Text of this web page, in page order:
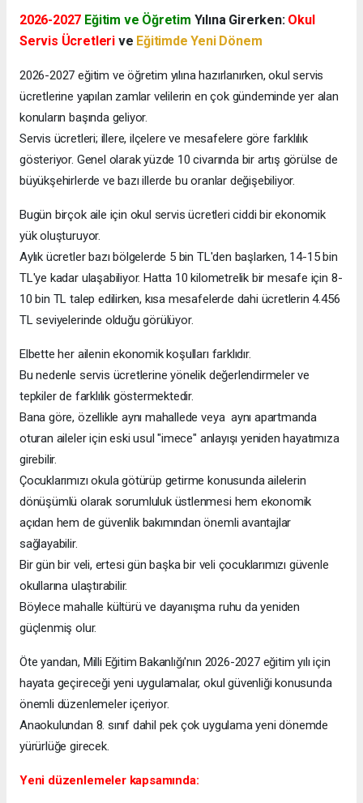
2026-2027 Eğitim ve Öğretim Yılına Girerken: Okul
Servis Ücretleri ve Eğitimde Yeni Dönem
2026-2027 eğitim ve öğretim yılına hazırlanırken, okul servis
ücretlerine yapılan zamlar velilerin en çok gündeminde yer alan
konuların başında geliyor.
Servis ücretleri; illere, ilçelere ve mesafelere göre farklılık
gösteriyor. Genel olarak yüzde 10 civarında bir artış görülse de
büyükşehirlerde ve bazı illerde bu oranlar değişebiliyor.
Bugün birçok aile için okul servis ücretleri ciddi bir ekonomik
yük oluşturuyor.
Aylık ücretler bazı bölgelerde 5 bin TL'den başlarken, 14-15 bin
TL'ye kadar ulaşabiliyor. Hatta 10 kilometrelik bir mesafe için 8-
10 bin TL talep edilirken, kısa mesafelerde dahi ücretlerin 4.456
TL seviyelerinde olduğu görülüyor.
Elbette her ailenin ekonomik koşulları farklıdır.
Bu nedenle servis ücretlerine yönelik değerlendirmeler ve
tepkiler de farklılık göstermektedir.
Bana göre, özellikle aynı mahallede veya aynı apartmanda
oturan aileler için eski usul "imece" anlayışı yeniden hayatımıza
girebilir.
Çocuklarımızı okula götürüp getirme konusunda ailelerin
dönüşümlü olarak sorumluluk üstlenmesi hem ekonomik
açıdan hem de güvenlik bakımından önemli avantajlar
sağlayabilir.
Bir gün bir veli, ertesi gün başka bir veli çocuklarımızı güvenle
okullarına ulaştırabilir.
Böylece mahalle kültürü ve dayanışma ruhu da yeniden
güçlenmiş olur.
Öte yandan, Milli Eğitim Bakanlığı'nın 2026-2027 eğitim yılı için
hayata geçireceği yeni uygulamalar, okul güvenliği konusunda
önemli düzenlemeler içeriyor.
Anaokulundan 8. sınıf dahil pek çok uygulama yeni dönemde
yürürlüğe girecek.
Yeni düzenlemeler kapsamında: